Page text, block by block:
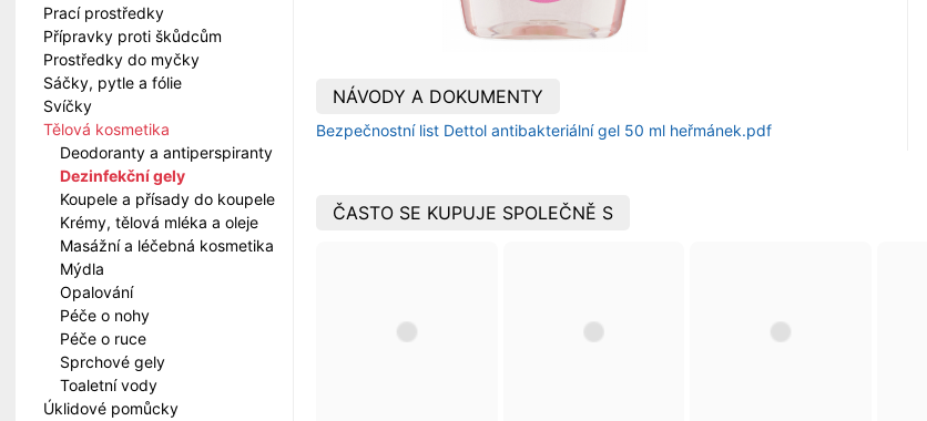
Prací prostředky
Přípravky proti škůdcům
Prostředky do myčky
Sáčky, pytle a fólie
Svíčky
Tělová kosmetika
Deodoranty a antiperspiranty
Dezinfekční gely
Koupele a přísady do koupele
Krémy, tělová mléka a oleje
Masážní a léčebná kosmetika
Mýdla
Opalování
Péče o nohy
Péče o ruce
Sprchové gely
Toaletní vody
Úklidové pomůcky
NÁVODY A DOKUMENTY
Bezpečnostní list Dettol antibakteriální gel 50 ml heřmánek.pdf
ČASTO SE KUPUJE SPOLEČNĚ S